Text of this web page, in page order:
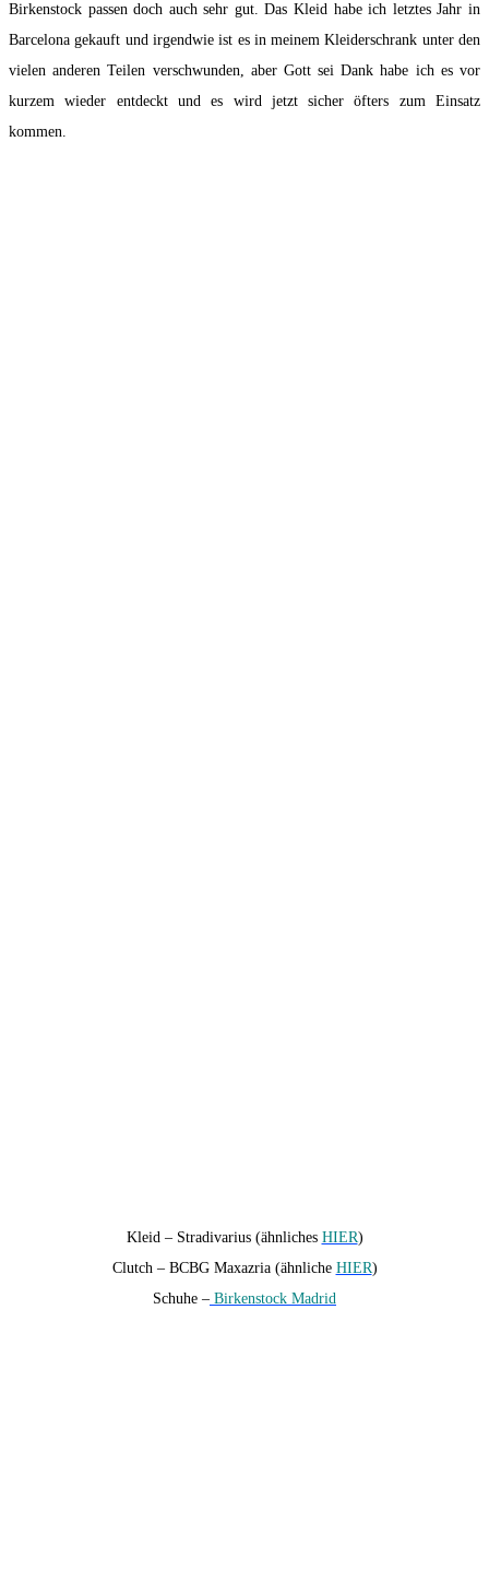
Birkenstock passen doch auch sehr gut. Das Kleid habe ich letztes Jahr in
Barcelona gekauft und irgendwie ist es in meinem Kleiderschrank unter den
vielen anderen Teilen verschwunden, aber Gott sei Dank habe ich es vor
kurzem wieder entdeckt und es wird jetzt sicher öfters zum Einsatz
kommen.
Kleid – Stradivarius (ähnliches HIER)
Clutch – BCBG Maxazria (ähnliche HIER)
Schuhe – Birkenstock Madrid